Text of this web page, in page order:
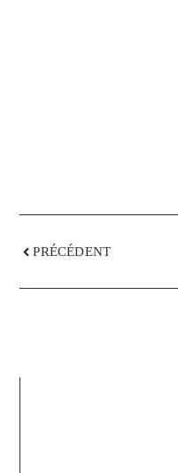
PRÉCÉDENT